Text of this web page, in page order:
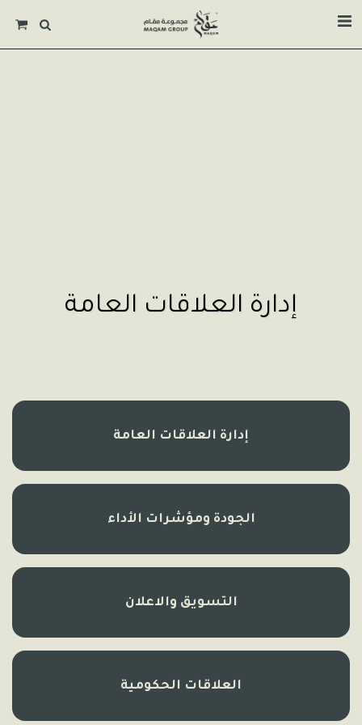
إدارة العلاقات العامة
إدارة العلاقات العامة
الجودة ومؤشرات الأداء
التسويق والاعلان
العلاقات الحكومية